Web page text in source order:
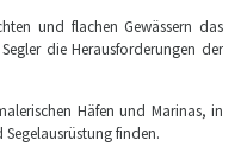
und flachen Gewässern das
die Herausforderungen der
Häfen und Marinas, in
finden.